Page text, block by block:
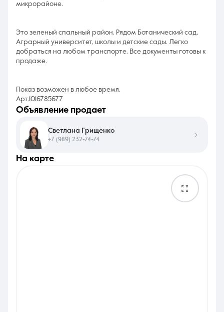
микрорайоне.
Это зеленый спальный район. Рядом Ботанический сад,
Аграрный университет, школы и детские сады. Легко
добраться на любом транспорте. Все документы готовы к
продаже.
Показ возможен в любое время.
Арт.1016785677
на карте
объявление продает
Светлана Грищенко
+7 (989) 232-74-74